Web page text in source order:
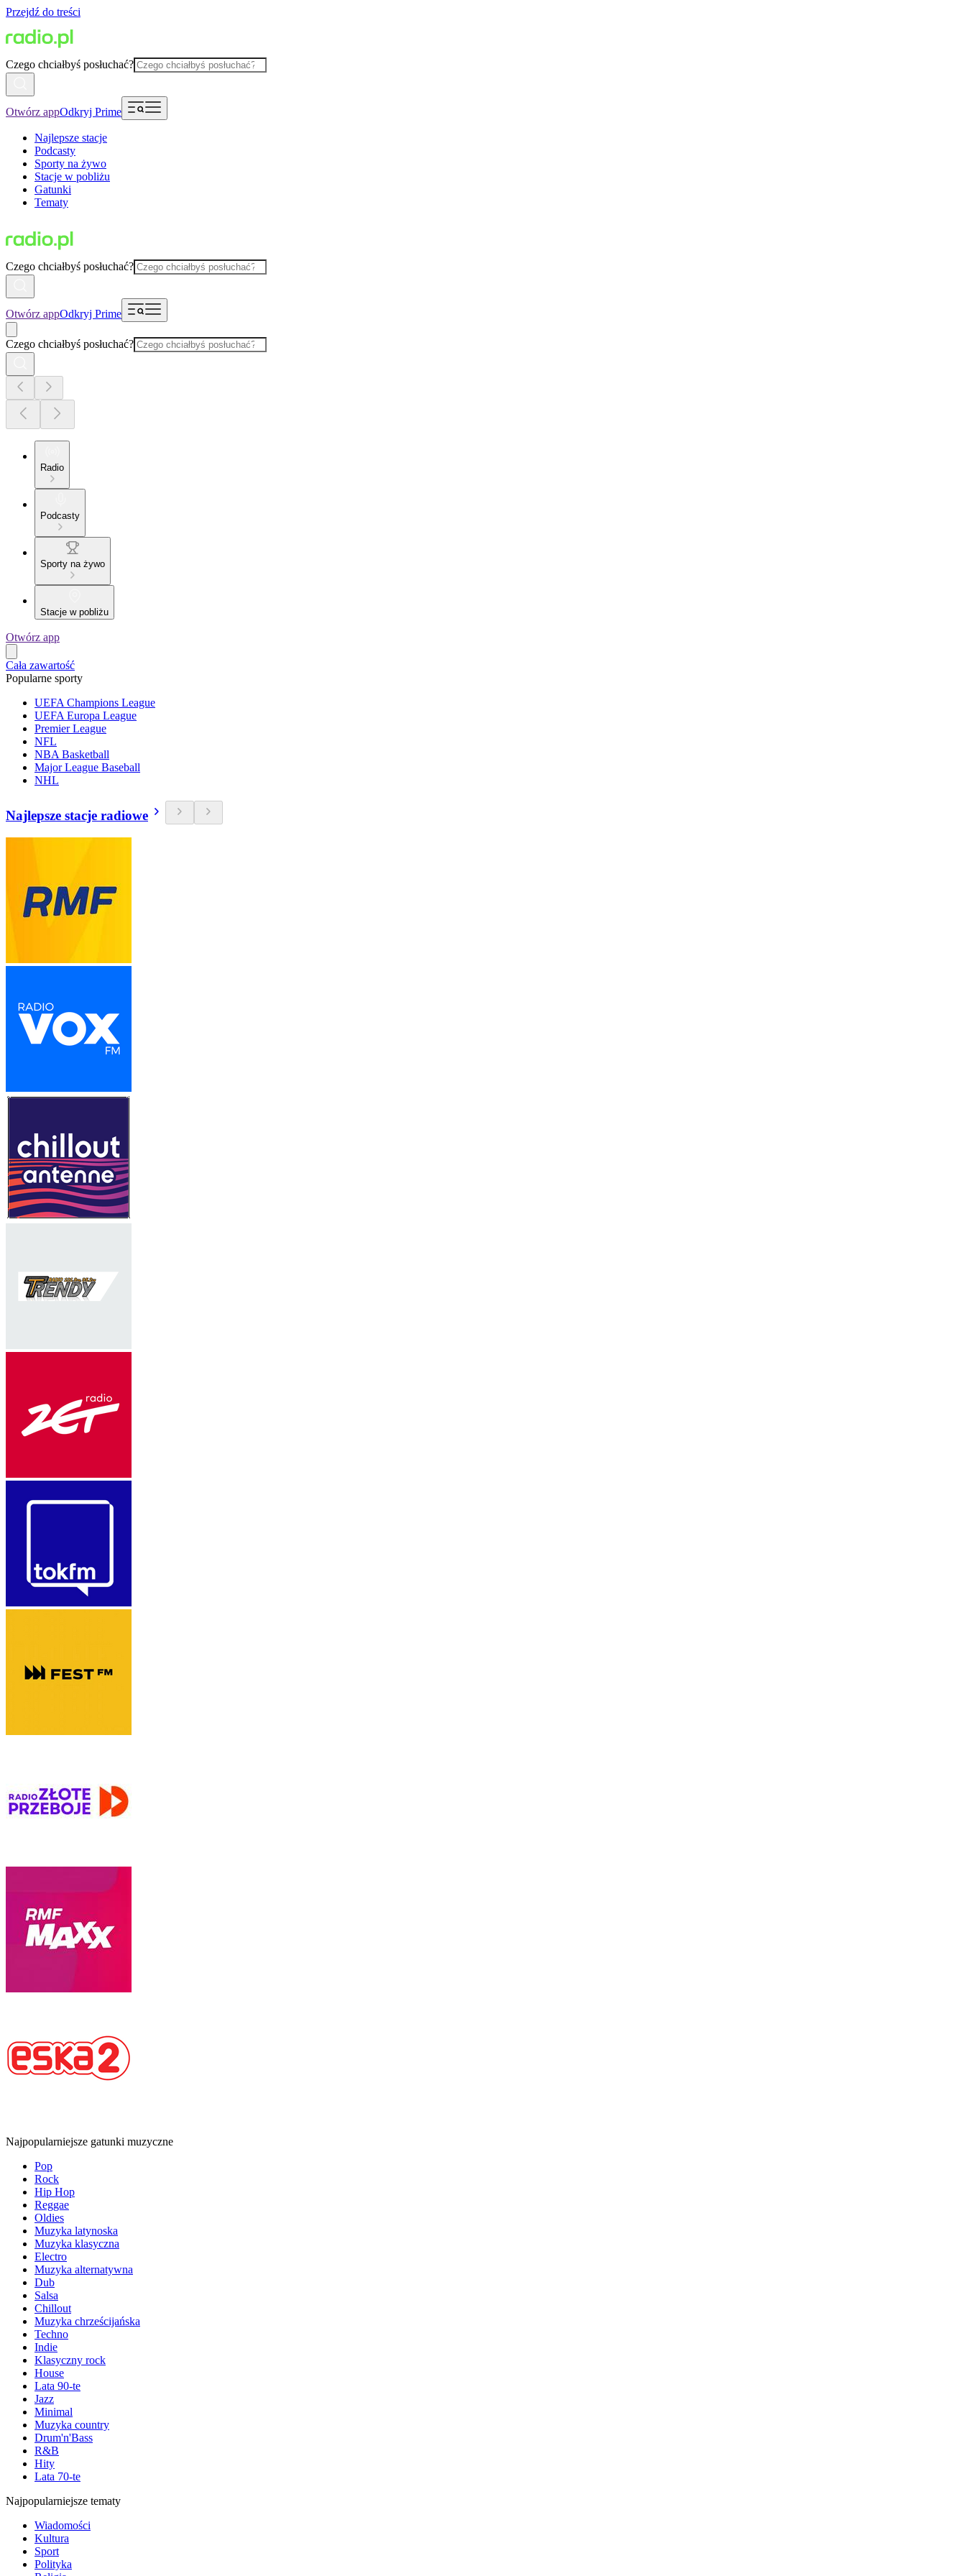
Przejdź do treści
Czego chciałbyś posłuchać?
Otwórz appOdkryj Prime
Najlepsze stacje
Podcasty
Sporty na żywo
Stacje w pobliżu
Gatunki
Tematy
Czego chciałbyś posłuchać?
Otwórz appOdkryj Prime
Czego chciałbyś posłuchać?
Radio
Podcasty
Sporty na żywo
Stacje w pobliżu
Otwórz app
Cała zawartość
Popularne sporty
UEFA Champions League
UEFA Europa League
Premier League
NFL
NBA Basketball
Major League Baseball
NHL
Najlepsze stacje radiowe
Najpopularniejsze gatunki muzyczne
Pop
Rock
Hip Hop
Reggae
Oldies
Muzyka latynoska
Muzyka klasyczna
Electro
Muzyka alternatywna
Dub
Salsa
Chillout
Muzyka chrześcijańska
Techno
Indie
Klasyczny rock
House
Lata 90-te
Jazz
Minimal
Muzyka country
Drum'n'Bass
R&B
Hity
Lata 70-te
Najpopularniejsze tematy
Wiadomości
Kultura
Sport
Polityka